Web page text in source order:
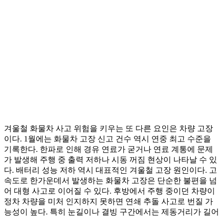
겨울철 화물차 사고 위험을 키우는 또 다른 요인은 차량 고장
이다. 1월에는 화물차 고장 신고 건수 역시 연중 최고 수준을
기록한다. 한파로 인해 경유 연료가 굳거나 연료 계통에 문제
가 발생해 주행 중 출력 저하나 시동 꺼짐 현상이 나타날 수 있
다. 배터리 성능 저하 역시 대표적인 겨울철 고장 원인이다. 고
속도로 한가운데서 발생하는 화물차 고장은 단순한 불편을 넘
어 대형 사고로 이어질 수 있다. 후방에서 주행 중이던 차량이
정차 차량을 미처 인지하지 못하면 연쇄 추돌 사고로 번질 가
능성이 높다. 특히 눈길이나 결빙 구간에서는 제동거리가 길어